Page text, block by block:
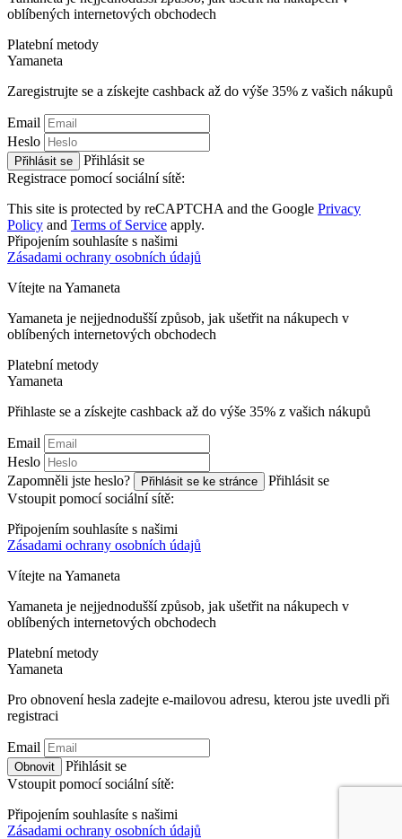
oblíbených internetových obchodech
Platební metody
Yamaneta
Zaregistrujte se a získejte cashback až do výše 35% z vašich nákupů
Email
Heslo
Přihlásit se
Přihlásit se
Registrace pomocí sociální sítě:
This site is protected by reCAPTCHA and the Google Privacy
Policy and Terms of Service apply.
Připojením souhlasíte s našimi
Zásadami ochrany osobních údajů
Vítejte na Yamaneta
Yamaneta je nejjednodušší způsob, jak ušetřit na nákupech v
oblíbených internetových obchodech
Platební metody
Yamaneta
Přihlaste se a získejte cashback až do výše 35% z vašich nákupů
Email
Heslo
Zapomněli jste heslo?
Přihlásit se ke stránce
Přihlásit se
Vstoupit pomocí sociální sítě:
Připojením souhlasíte s našimi
Zásadami ochrany osobních údajů
Vítejte na Yamaneta
Yamaneta je nejjednodušší způsob, jak ušetřit na nákupech v
oblíbených internetových obchodech
Platební metody
Yamaneta
Pro obnovení hesla zadejte e-mailovou adresu, kterou jste uvedli při
registraci
Email
Obnovit
Přihlásit se
Vstoupit pomocí sociální sítě:
Připojením souhlasíte s našimi
Zásadami ochrany osobních údajů